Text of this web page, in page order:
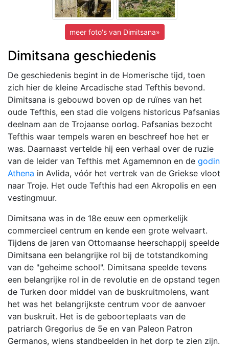
meer foto's van Dimitsana»
Dimitsana geschiedenis
De geschiedenis begint in de Homerische tijd, toen
zich hier de kleine Arcadische stad Tefthis bevond.
Dimitsana is gebouwd boven op de ruïnes van het
oude Tefthis, een stad die volgens historicus Pafsanias
deelnam aan de Trojaanse oorlog. Pafsanias bezocht
Tefthis waar tempels waren en beschreef hoe het er
was. Daarnaast vertelde hij een verhaal over de ruzie
van de leider van Tefthis met Agamemnon en de godin
Athena in Avlida, vóór het vertrek van de Griekse vloot
naar Troje. Het oude Tefthis had een Akropolis en een
vestingmuur.
Dimitsana was in de 18e eeuw een opmerkelijk
commercieel centrum en kende een grote welvaart.
Tijdens de jaren van Ottomaanse heerschappij speelde
Dimitsana een belangrijke rol bij de totstandkoming
van de "geheime school". Dimitsana speelde tevens
een belangrijke rol in de revolutie en de opstand tegen
de Turken door middel van de buskruitmolens, want
het was het belangrijkste centrum voor de aanvoer
van buskruit. Het is de geboorteplaats van de
patriarch Gregorius de 5e en van Paleon Patron
Germanos, wiens standbeelden in het dorp te zien zijn.